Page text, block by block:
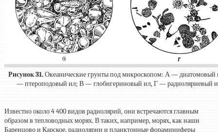
Рисунок 31.Океанические грунты под микроскопом: А — диатомовый
— птероподовый ил; В — глобигериновый ил, Г — радиоляриевый
Известно около 4 400 видов радиолярий, они встречаются главным
образом в тепловодных морях. В таких, например, морях, как наши
Баренцово и Карское, радиолярии и планктонные фораминиферы